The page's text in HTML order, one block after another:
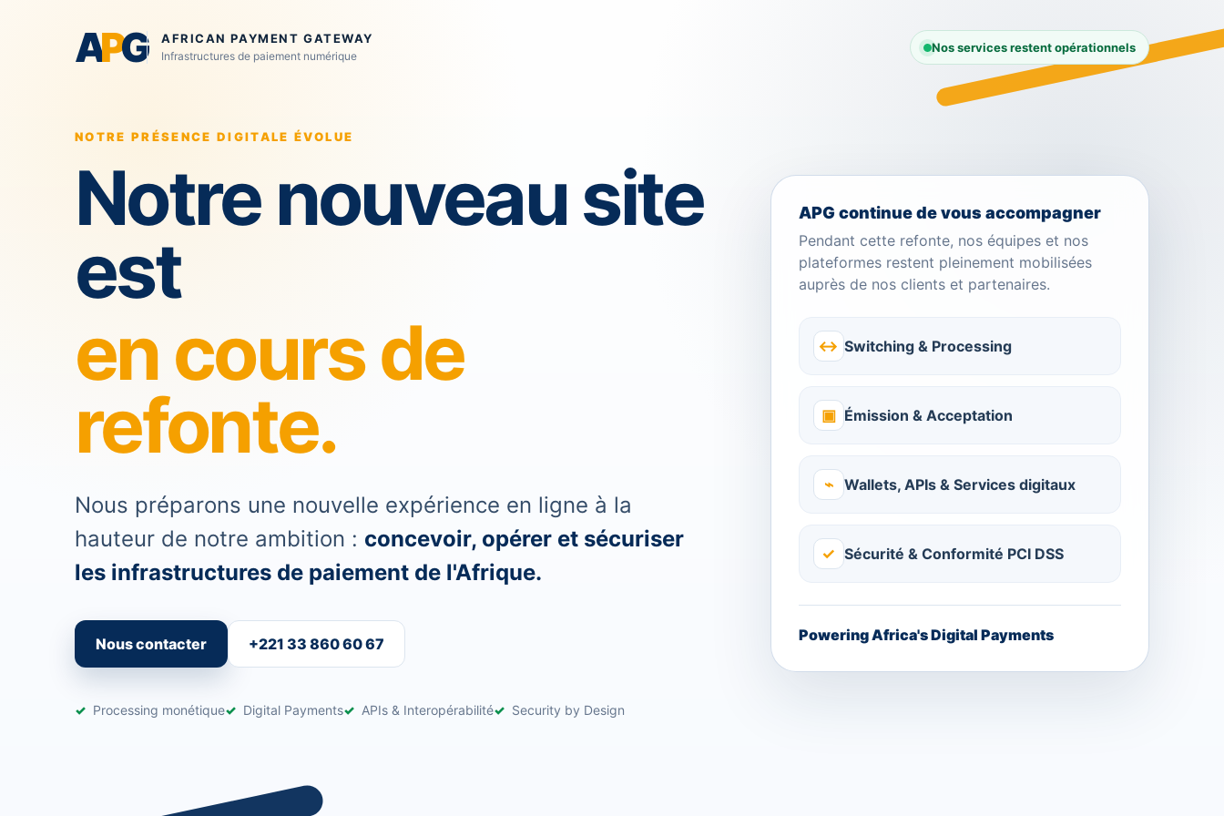
APG AFRICAN PAYMENT GATEWAY
Infrastructures de paiement numérique
Nos services restent opérationnels
NOTRE PRÉSENCE DIGITALE ÉVOLUE
Notre nouveau site
est
en cours de
refonte.
Nous préparons une nouvelle expérience en ligne à la
hauteur de notre ambition : concevoir, opérer et sécuriser
les infrastructures de paiement de l'Afrique.
Nous contacter +221 33 860 60 67
Processing monétique Digital Payments APIs & Interopérabilité Security by Design
APG continue de vous accompagner
Pendant cette refonte, nos équipes et nos
plateformes restent pleinement mobilisées
auprès de nos clients et partenaires.
↔ Switching & Processing
▣ Émission & Acceptation
⌁ Wallets, APIs & Services digitaux
✓ Sécurité & Conformité PCI DSS
Powering Africa's Digital Payments